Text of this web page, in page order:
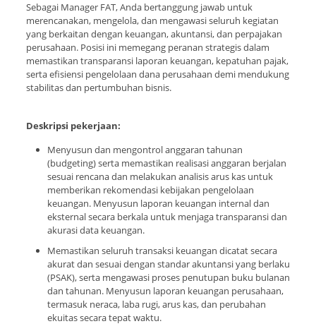
Sebagai Manager FAT, Anda bertanggung jawab untuk
merencanakan, mengelola, dan mengawasi seluruh kegiatan
yang berkaitan dengan keuangan, akuntansi, dan perpajakan
perusahaan. Posisi ini memegang peranan strategis dalam
memastikan transparansi laporan keuangan, kepatuhan pajak,
serta efisiensi pengelolaan dana perusahaan demi mendukung
stabilitas dan pertumbuhan bisnis.
Deskripsi pekerjaan:
Menyusun dan mengontrol anggaran tahunan
(budgeting) serta memastikan realisasi anggaran berjalan
sesuai rencana dan melakukan analisis arus kas untuk
memberikan rekomendasi kebijakan pengelolaan
keuangan. Menyusun laporan keuangan internal dan
eksternal secara berkala untuk menjaga transparansi dan
akurasi data keuangan.
Memastikan seluruh transaksi keuangan dicatat secara
akurat dan sesuai dengan standar akuntansi yang berlaku
(PSAK), serta mengawasi proses penutupan buku bulanan
dan tahunan. Menyusun laporan keuangan perusahaan,
termasuk neraca, laba rugi, arus kas, dan perubahan
ekuitas secara tepat waktu.